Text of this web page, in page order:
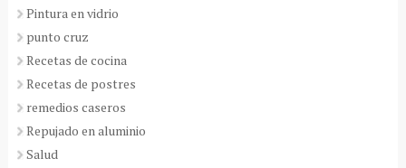
Pintura en vidrio
punto cruz
Recetas de cocina
Recetas de postres
remedios caseros
Repujado en aluminio
Salud